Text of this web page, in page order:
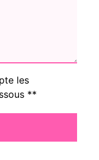
les
**